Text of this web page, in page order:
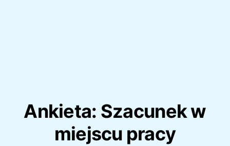
Ankieta: Szacunek w
miejscu pracy